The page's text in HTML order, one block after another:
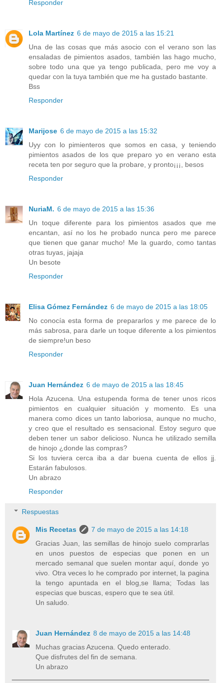
Responder
Lola Martínez 6 de mayo de 2015 a las 15:21
Una de las cosas que más asocio con el verano son las
ensaladas de pimientos asados, también las hago mucho,
sobre todo una que ya tengo publicada, pero me voy a
quedar con la tuya también que me ha gustado bastante.
Bss
Responder
Marijose 6 de mayo de 2015 a las 15:32
Uyy con lo pimienteros que somos en casa, y teniendo
pimientos asados de los que preparo yo en verano esta
receta ten por seguro que la probare, y pronto¡¡¡, besos
Responder
NuriaM. 6 de mayo de 2015 a las 15:36
Un toque diferente para los pimientos asados que me
encantan, así no los he probado nunca pero me parece
que tienen que ganar mucho! Me la guardo, como tantas
otras tuyas, jajaja
Un besote
Responder
Elisa Gómez Fernández 6 de mayo de 2015 a las 18:05
No conocía esta forma de prepararlos y me parece de lo
más sabrosa, para darle un toque diferente a los pimientos
de siempre!un beso
Responder
Juan Hernández 6 de mayo de 2015 a las 18:45
Hola Azucena. Una estupenda forma de tener unos ricos
pimientos en cualquier situación y momento. Es una
manera como dices un tanto laboriosa, aunque no mucho,
y creo que el resultado es sensacional. Estoy seguro que
deben tener un sabor delicioso. Nunca he utilizado semilla
de hinojo ¿donde las compras?
Si los tuviera cerca iba a dar buena cuenta de ellos jj.
Estarán fabulosos.
Un abrazo
Responder
Respuestas
Mis Recetas
7 de mayo de 2015 a las 14:18
Gracias Juan, las semillas de hinojo suelo comprarlas
en unos puestos de especias que ponen en un
mercado semanal que suelen montar aquí, donde yo
vivo. Otra veces lo he comprado por internet, la pagina
la tengo apuntada en el blog,se llama; Todas las
especias que buscas, espero que te sea útil.
Un saludo.
Juan Hernández 8 de mayo de 2015 a las 14:48
Muchas gracias Azucena. Quedo enterado.
Que disfrutes del fin de semana.
Un abrazo